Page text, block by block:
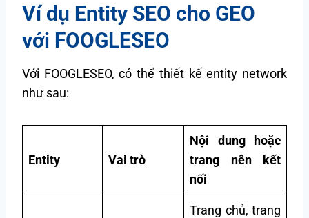
Ví dụ Entity SEO cho GEO
với FOOGLESEO
Với FOOGLESEO, có thể thiết kế entity network
như sau:
Entity Vai trò
Nội dung hoặc
trang nên kết
nối
Trang chủ, trang